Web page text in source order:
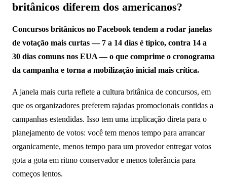
britânicos diferem dos americanos?
Concursos britânicos no Facebook tendem a rodar janelas
de votação mais curtas — 7 a 14 dias é típico, contra 14 a
30 dias comuns nos EUA — o que comprime o cronograma
da campanha e torna a mobilização inicial mais crítica.
A janela mais curta reflete a cultura britânica de concursos, em
que os organizadores preferem rajadas promocionais contidas a
campanhas estendidas. Isso tem uma implicação direta para o
planejamento de votos: você tem menos tempo para arrancar
organicamente, menos tempo para um provedor entregar votos
gota a gota em ritmo conservador e menos tolerância para
começos lentos.